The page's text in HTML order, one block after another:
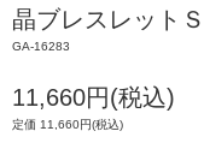
晶ブレスレット
GA-16283
11,660円(税込)
定価 11,660円(税込)